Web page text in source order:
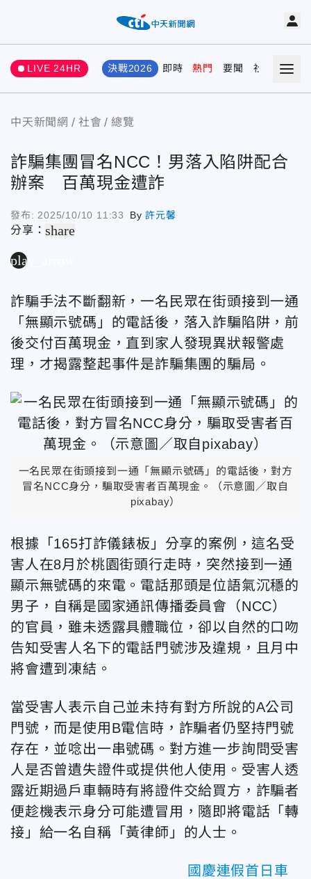
LIVE 24HR 決戰2026 即時 熱門 要聞 社會 娛樂
中天新聞網 社會 總覽
詐騙集團冒名NCC！男落入陷阱配合
辦案 百萬現金遭詐
發布: 2025/10/10 11:33 By許元馨
分享：share
play_arrow
詐騙手法不斷翻新，一名民眾在街頭接到一通
「無顯示號碼」的電話後，落入詐騙陷阱，前
後交付百萬現金，直到家人發現異狀報警處
理，才揭露整起事件是詐騙集團的騙局。
一名民眾在街頭接到一通「無顯示號碼」的電話後，對方
冒名NCC身分，騙取受害者百萬現金。
（示意圖／取自
pixabay）
根據「165打詐儀錶板」分享的案例，這名受
害人在8月於桃園街頭行走時，突然接到一通
顯示無號碼的來電。電話那頭是位語氣沉穩的
男子，自稱是國家通訊傳播委員會（NCC）
的官員，雖未透露具體職位，卻以自然的口吻
告知受害人名下的電話門號涉及違規，且月中
將會遭到凍結。
當受害人表示自己並未持有對方所說的A公司
門號，而是使用B電信時，詐騙者仍堅持門號
存在，並唸出一串號碼。對方進一步詢問受害
人是否曾遺失證件或提供他人使用。受害人透
露近期過戶車輛時有將證件交給買方，詐騙者
便趁機表示身分可能遭冒用，隨即將電話「轉
接」給一名自稱「黃律師」的人士。
國慶連假首日車